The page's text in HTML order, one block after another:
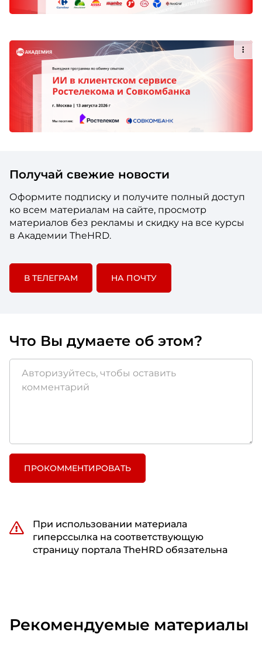
Получай свежие новости
Оформите подписку и получите полный доступ
ко всем материалам на сайте, просмотр
материалов без рекламы и скидку на все курсы
в Академии TheHRD.
В ТЕЛЕГРАМ НА ПОЧТУ
Что Вы думаете об этом?
ПРОКОММЕНТИРОВАТЬ
При использовании материала
гиперссылка на соответствующую
страницу портала TheHRD обязательна
Рекомендуемые материалы